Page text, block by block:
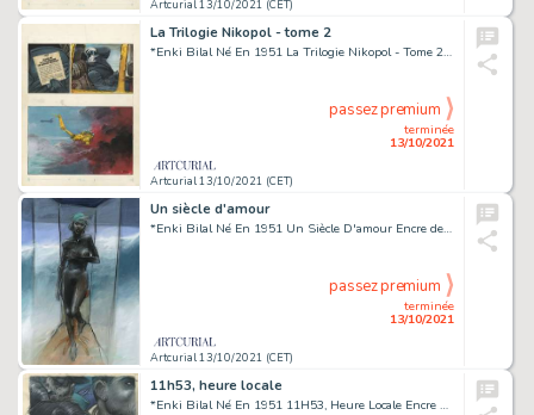
Artcurial 13/10/2021 (CET)
La Trilogie Nikopol - tome 2
*Enki Bilal Né En 1951 La Trilogie Nikopol - Tome 2 La Femme Piège Encre de Chine, Gouache Et Crayon Pour La Planche 23 de...
Artcurial 13/10/2021 (CET)
terminée
13/10/2021
passez premium
Un siècle d'amour
*Enki Bilal Né En 1951 Un Siècle D'amour Encre de Chine, Acrylique Et Pastel Pour Un Dessin de Cet Album Publié En 2009 Aux É...
Artcurial 13/10/2021 (CET)
terminée
13/10/2021
passez premium
11h53, heure locale
*Enki Bilal Né En 1951 11H53, Heure Locale Encre de Chine, Gouache Et Crayon Pour Un Dessin Réalisé En 1990 Pour Le Concept Â«...